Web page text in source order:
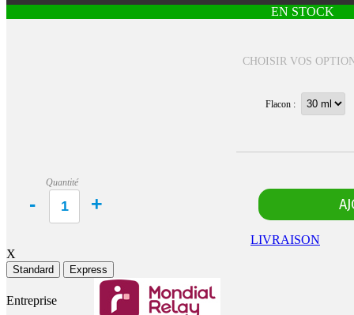
EN STOCK
CHOISIR VOS
Flacon :
Quantité
LIVRAISON
X
Standard Express
Entreprise